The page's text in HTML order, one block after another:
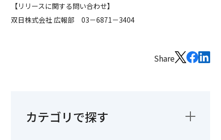
【リリースに関する問い合わせ】
双日株式会社 広報部 03－6871－3404
Share
カテゴリで探す